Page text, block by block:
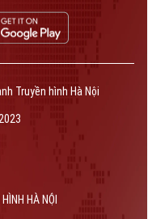
Truyền hình Hà Nội
HÀ NỘI